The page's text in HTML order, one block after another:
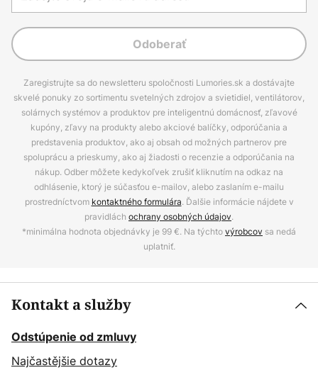
Odoberať
Zaregistrujte sa do newsletteru spoločnosti Lumories.sk a dostávajte
skvelé ponuky zo sortimentu svetelných zdrojov a svietidiel, ventilátorov,
solárnych systémov a produktov pre inteligentnú domácnosť, zľavové
kupóny, zľavy na produkty alebo akciové balíčky, odporúčania a
predstavenia produktov, ako aj obsah od možných partnerov pre
spoluprácu a prieskumy, ako aj žiadosti o recenzie a odporúčania na
nákup. Odber môžete kedykoľvek zrušiť kliknutím na odkaz na
odhlásenie, ktorý je súčasťou e-mailov, alebo zaslaním e-mailu
prostredníctvom kontaktného formulára. Ďalšie informácie nájdete v
pravidlách ochrany osobných údajov.
*minimálna hodnota objednávky je 99 €. Na týchtovýrobcov sa nedá
uplatniť.
Kontakt a služby
Odstúpenie od zmluvy
Najčastějšie dotazy